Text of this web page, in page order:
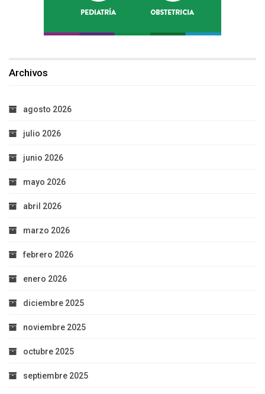
Archivos
agosto 2026
julio 2026
junio 2026
mayo 2026
abril 2026
marzo 2026
febrero 2026
enero 2026
diciembre 2025
noviembre 2025
octubre 2025
septiembre 2025